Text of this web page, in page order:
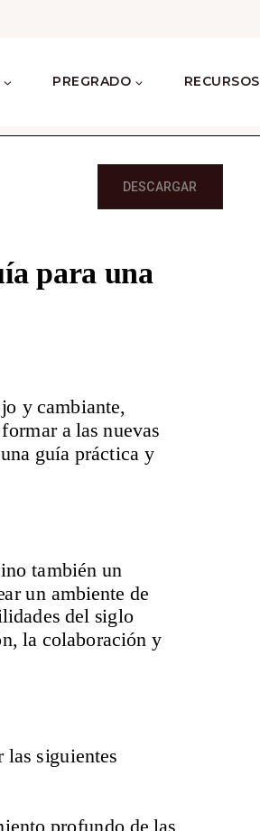
PREGRADO RECURSOS
DESCARGAR